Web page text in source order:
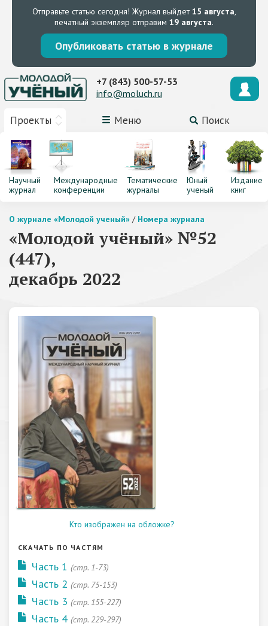
Отправьте статью сегодня! Журнал выйдет15 августа,
печатный экземпляр отправим 19 августа.
Опубликовать статью в журнале
Проекты Меню Поиск
+7 (843) 500-57-53
info@moluch.ru
Научный
журнал
Международные
конференции
Тематические
журналы
Юный
ученый
Издание
книг
О журнале «Молодой ученый» / Номера журнала
«Молодой учёный» №52
(447),
декабрь 2022
Кто изображен на обложке?
СКАЧАТЬ ПО ЧАСТЯМ
Часть 1 (стр. 1-73)
Часть 2 (стр. 75-153)
Часть 3 (стр. 155-227)
Часть 4 (стр. 229-297)